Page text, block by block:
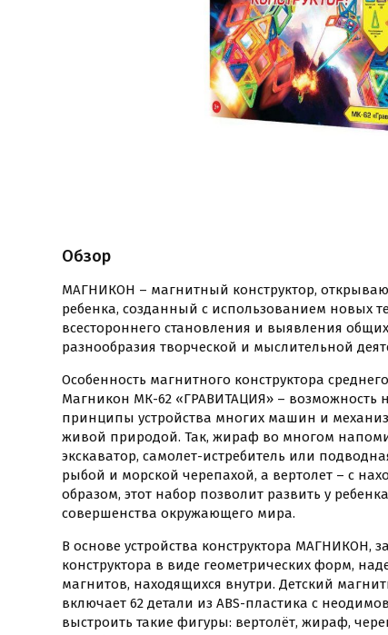
Обзор
МАГНИКОН – магнитный конструктор,
ребенка, созданный с использованием новых
всестороннего становления и выявления
разнообразия творческой и мыслительной
Особенность магнитного конструктора
Магникон МК-62 «ГРАВИТАЦИЯ» – возможность
принципы устройства многих машин и
живой природой. Так, жираф во многом
экскаватор, самолет-истребитель или
рыбой и морской черепахой, а вертолет – с
образом, этот набор позволит развить у
совершенства окружающего мира.
В основе устройства конструктора МАГНИКОН,
конструктора в виде геометрических форм,
магнитов, находящихся внутри. Детский
включает 62 детали из ABS-пластика с
выстроить такие фигуры: вертолёт, жираф,